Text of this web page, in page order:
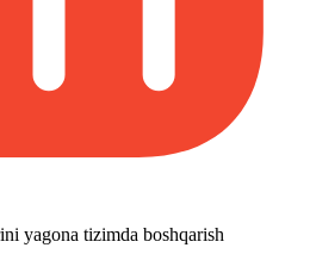
yagona tizimda boshqarish